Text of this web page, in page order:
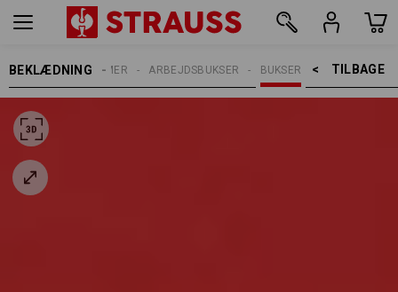
BEKLÆDNING TILBAGE    >
BUKSER
ARBEJDSBUKSER
DAMER